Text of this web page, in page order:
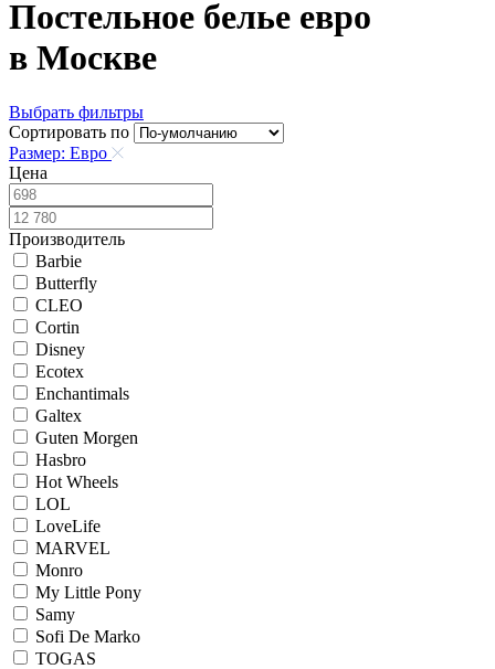
Постельное белье евро
в Москве
Выбрать фильтры
Сортировать по
Размер: Евро
Цена
Производитель
Barbie
Butterfly
CLEO
Cortin
Disney
Ecotex
Enchantimals
Galtex
Guten Morgen
Hasbro
Hot Wheels
LOL
LoveLife
MARVEL
Monro
My Little Pony
Samy
Sofi De Marko
TOGAS